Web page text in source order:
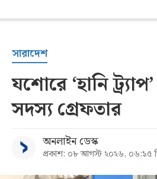
সারাদেশ
যশোরে ‘হানি
সদস্য গ্রেফতার
অনলাইন ডেস্ক
প্রকাশ: ০৮ আগস্ট ২০২৬, ০৬:১৫